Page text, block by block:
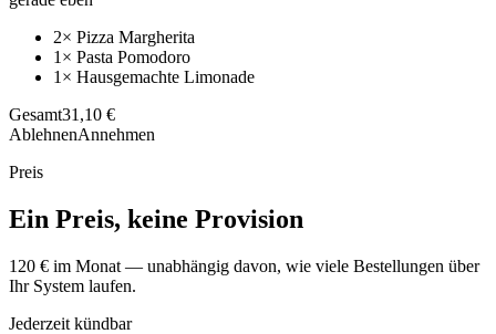
2× Pizza Margherita
1× Pasta Pomodoro
1× Hausgemachte Limonade
Gesamt31,10 €
AblehnenAnnehmen
Preis
Ein Preis, keine Provision
120 € im Monat — unabhängig davon, wie viele Bestellungen über
Ihr System laufen.
Jederzeit kündbar